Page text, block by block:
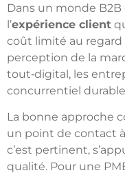
Dans un monde
l’expérience client
coût limité au
perception de la
tout‑digital, les
concurrentiel
La bonne approche
un point de contact
c’est pertinent,
qualité. Pour une